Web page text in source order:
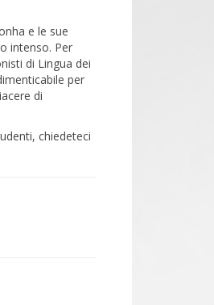
e le sue
intenso. Per
di Lingua dei
per
di
chiedeteci